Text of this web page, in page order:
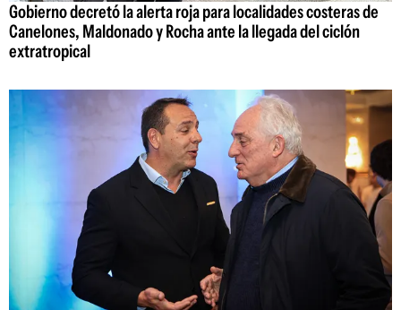
Gobierno decretó la alerta roja para localidades costeras de
Canelones, Maldonado y Rocha ante la llegada del ciclón
extratropical